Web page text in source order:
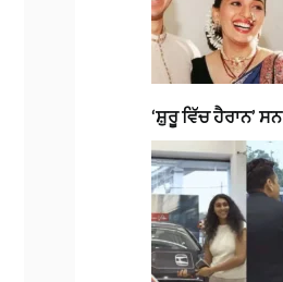
‘ਸ਼ੁਰੂ ਵਿੱਚ ਹੈਰਾਨ’ ਸਨ